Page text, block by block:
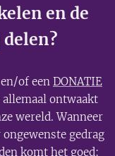
en de
of een DONATIE
ontwaakt
wereld. Wanneer
gedrag
komt het goed: